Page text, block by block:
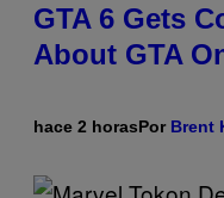
GTA 6 Gets
About GTA
hace 2 horasPor Brent